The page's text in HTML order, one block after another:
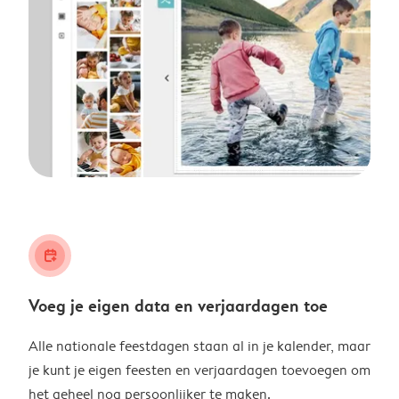
calendar_plus
Voeg je eigen data en verjaardagen toe
Alle nationale feestdagen staan al in je kalender, maar
je kunt je eigen feesten en verjaardagen toevoegen om
het geheel nog persoonlijker te maken.